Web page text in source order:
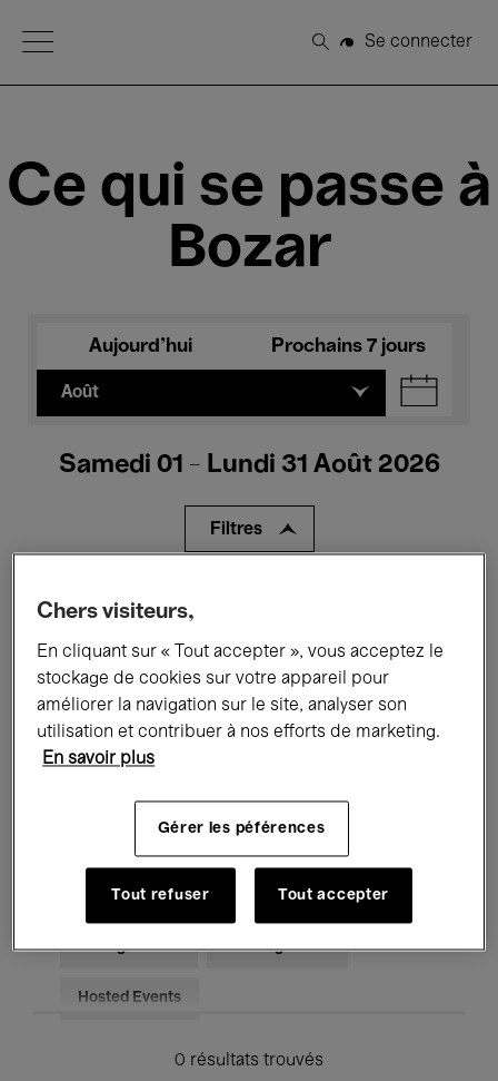
Open Menu
Rechercher
Se connecter
Ce qui se passe à
Bozar
Aujourd'hui Prochains 7 jours
Août
Samedi 01 - Lundi 31 Août 2026
Filtres
Tous les événements
Expositions Films Performances
Rencontres & Débats Jazz
Musique classique
Musique électronique
Pour tous Kids’ Palace
Enseignement Visites guidées
Hosted Events
0 résultats trouvés
Chers visiteurs,
En cliquant sur « Tout accepter », vous acceptez le
stockage de cookies sur votre appareil pour
améliorer la navigation sur le site, analyser son
utilisation et contribuer à nos efforts de marketing.
En savoir plus
Gérer les péférences
Tout refuser Tout accepter